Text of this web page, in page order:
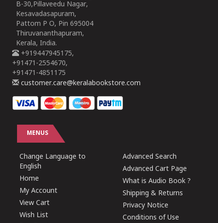
B-30,Pillaveedu Nagar,
Kesavadasapuram,
Pattom P O, Pin 695004
Thiruvananthapuram,
Kerala, India.
+919447945175,
+91471-2554670,
+91471-4851175
customer.care@keralabookstore.com
MENUS
Change Language to
English
Home
My Account
View Cart
Wish List
Advanced Search
Advanced Cart Page
What is Audio Book ?
Shipping & Returns
Privacy Notice
Conditions of Use